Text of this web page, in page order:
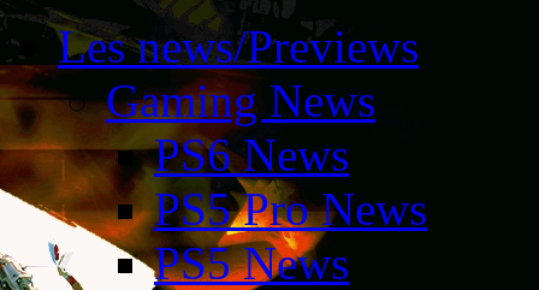
Les news/Previews
Gaming News
PS6 News
PS5 Pro News
PS5 News